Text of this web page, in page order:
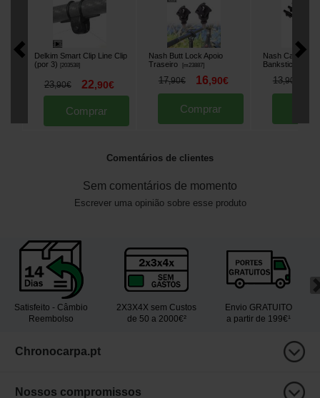
Delkim Smart Clip Line Clip
(por 3)
203538]
23,90€ 22,90€
Comprar
Nash Butt Lock Apoio
Traseiro
[m23887]
17,90€ 16,90€
Comprar
Nash Cam Lock
Bankstick
13,90
Comentários de clientes
Sem comentários de momento
Escrever uma opinião sobre esse produto
Satisfeito - Câmbio
Reembolso
2X3X4X sem Custos
de 50 a 2000€²
Envio GRATUITO
a partir de 199€¹
Chronocarpa.pt
Nossos compromissos